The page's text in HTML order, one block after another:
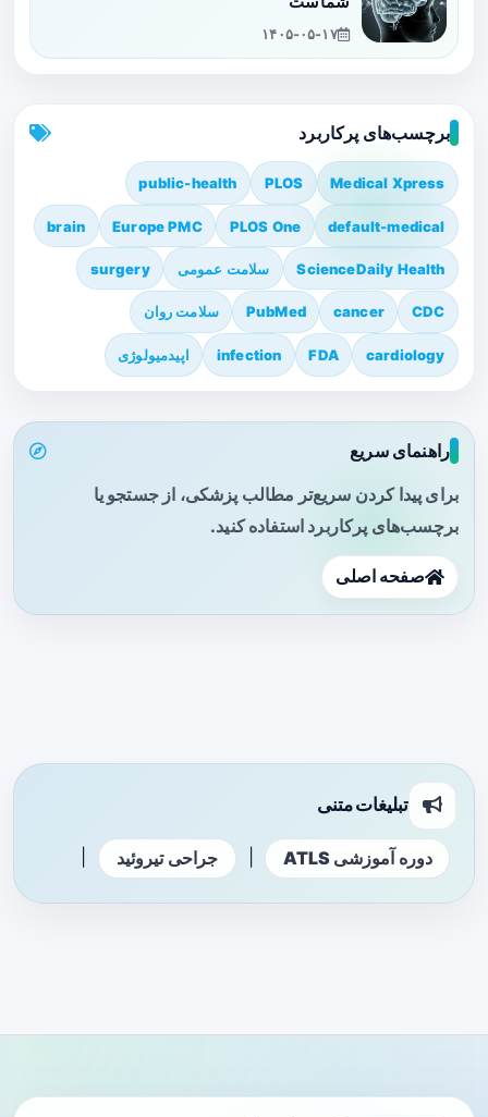
۱۴۰۵-۰۵-۱۷
برچسب‌های پرکاربرد
Medical Xpress
PLOS
public-health
default-medical
PLOS One
Europe PMC
brain
ScienceDaily Health سلامت عمومی surgery
CDC
cancer
PubMed سلامت روان
cardiology
FDA
infection اپیدمیولوژی
راهنمای سریع
برای پیدا کردن سریع‌تر مطالب پزشکی، از جستجو یا
برچسب‌های پرکاربرد استفاده کنید.
صفحه اصلی
تبلیغات متنی
دوره آموزشی ATLS جراحی تیروئید